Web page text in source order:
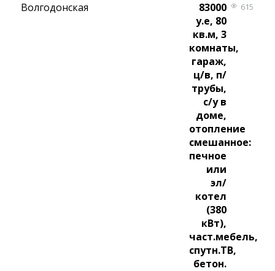
Волгодонская
83000
у.е, 80
кв.м, 3
комнаты,
гараж,
ц/в, п/
трубы,
с/у в
доме,
отопление
смешанное:
печное
или
эл/
котел
(380
кВт),
част.мебель,
спутн.ТВ,
бетон.
615